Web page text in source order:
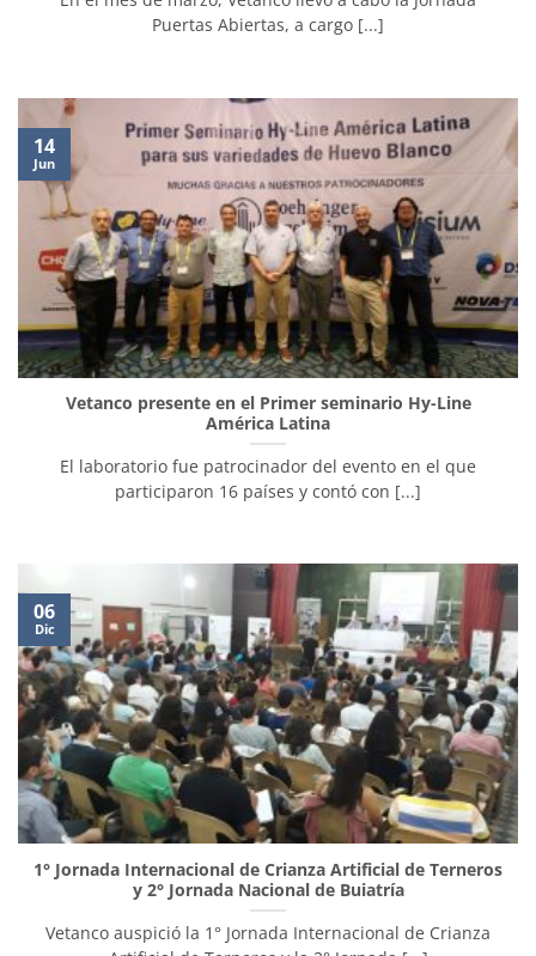
Puertas Abiertas, a cargo [...]
Vetanco presente en el Primer seminario Hy-Line
América Latina
El laboratorio fue patrocinador del evento en el que
participaron 16 países y contó con [...]
14
Jun
1° Jornada Internacional de Crianza Artificial de Terneros
y 2° Jornada Nacional de Buiatría
Vetanco auspició la 1° Jornada Internacional de Crianza
06
Dic